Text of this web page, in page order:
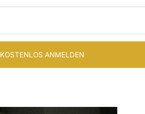
KOSTENLOS ANMELDEN